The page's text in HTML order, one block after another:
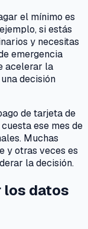
el mínimo es
si estás
y necesitas
emergencia
acelerar la
decisión
de tarjeta de
ese mes de
Muchas
y otras veces es
la decisión.
los datos